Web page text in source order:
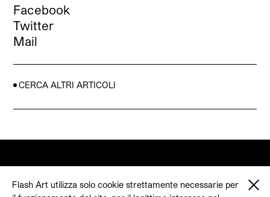
Flash Art utilizza solo cookie strettamente necessarie per
Facebook
Twitter
Mail
CERCA ALTRI ARTICOLI